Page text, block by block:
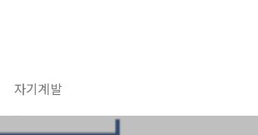
자기계발